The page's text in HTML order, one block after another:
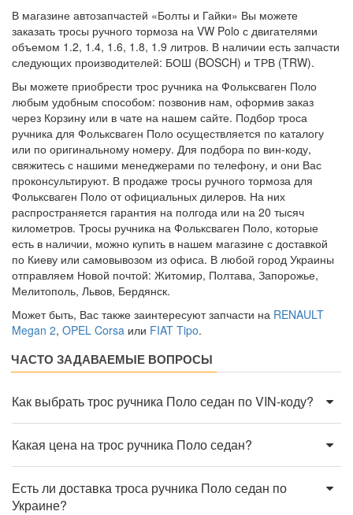
В магазине автозапчастей «Болты и Гайки» Вы можете
заказать тросы ручного тормоза на VW Polo с двигателями
объемом 1.2, 1.4, 1.6, 1.8, 1.9 литров. В наличии есть запчасти
следующих производителей: БОШ (BOSCH) и ТРВ (TRW).
Вы можете приобрести трос ручника на Фольксваген Поло
любым удобным способом: позвонив нам, оформив заказ
через Корзину или в чате на нашем сайте. Подбор троса
ручника для Фольксваген Поло осуществляется по каталогу
или по оригинальному номеру. Для подбора по вин-коду,
свяжитесь с нашими менеджерами по телефону, и они Вас
проконсультируют. В продаже тросы ручного тормоза для
Фольксваген Поло от официальных дилеров. На них
распространяется гарантия на полгода или на 20 тысяч
километров. Тросы ручника на Фольксваген Поло, которые
есть в наличии, можно купить в нашем магазине с доставкой
по Киеву или самовывозом из офиса. В любой город Украины
отправляем Новой почтой: Житомир, Полтава, Запорожье,
Мелитополь, Львов, Бердянск.
Может быть, Вас также заинтересуют запчасти на RENAULT
Megan 2, OPEL Corsa или FIAT Tipo.
ЧАСТО ЗАДАВАЕМЫЕ ВОПРОСЫ
Как выбрать трос ручника Поло седан по VIN-коду?
Какая цена на трос ручника Поло седан?
Есть ли доставка троса ручника Поло седан по
Украине?